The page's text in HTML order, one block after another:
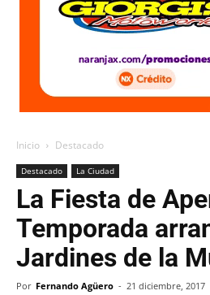
Inicio Destacado
Destacado La Ciudad
La Fiesta de
Temporada
Jardines de la
Por Fernando Agüero - 21 diciembre, 2017